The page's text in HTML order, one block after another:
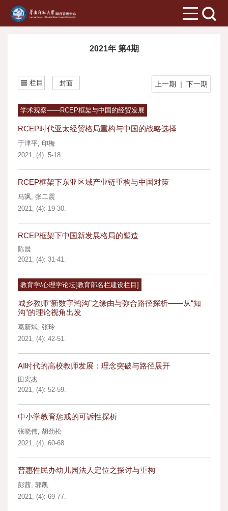
2021年 第4期
上一期 | 下一期
栏目 封面
学术观察——RCEP框架与中国的经贸发展
RCEP时代亚太经贸格局重构与中国的战略选择
于津平, 印梅
2021, (4): 5-18.
RCEP框架下东亚区域产业链重构与中国对策
马飒, 张二震
2021, (4): 19-30.
RCEP框架下中国新发展格局的塑造
陈晨
2021, (4): 31-41.
教育学/心理学论坛[教育部名栏建设栏目]
城乡教师“新数字鸿沟”之缘由与弥合路径探析——从“知
沟”的理论视角出发
葛新斌, 张玲
2021, (4): 42-51.
AI时代的高校教师发展：理念突破与路径展开
田宏杰
2021, (4): 52-59.
中小学教育惩戒的可诉性探析
张晓伟, 胡劲松
2021, (4): 60-68.
普惠性民办幼儿园法人定位之探讨与重构
彭茜, 郭凯
2021, (4): 69-77.